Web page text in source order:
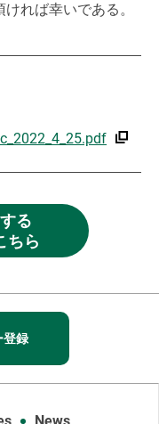
れば幸いである。
る
ちら
登録